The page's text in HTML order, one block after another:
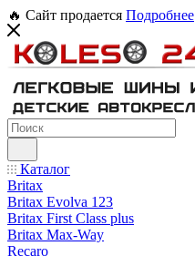
🔥 Сайт продается Подробнее
Каталог
Britax
Britax Evolva 123
Britax First Class plus
Britax Max-Way
Recaro